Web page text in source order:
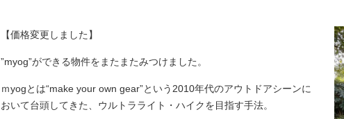
【価格変更しました】
”myog”ができる物件をまたまたみつけました。
ｍyogとは“make your own gear”という2010年代のアウトドアシーンに
おいて台頭してきた、ウルトラライト・ハイクを目指す手法。